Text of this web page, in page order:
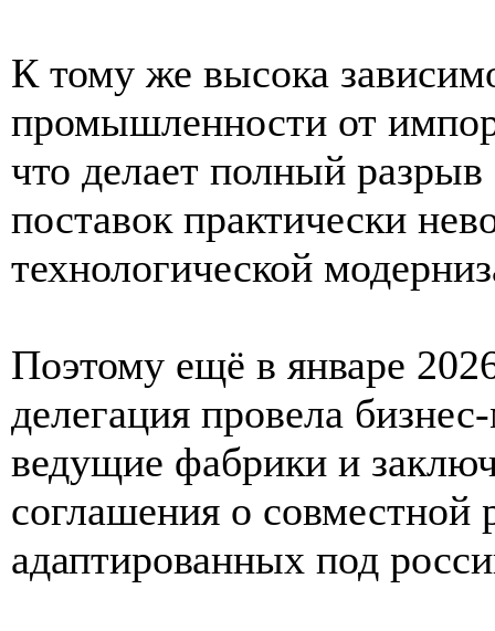
К тому же высока
промышленности от
что делает полный
поставок практически
технологической
Поэтому ещё в январе
делегация провела
ведущие фабрики и
соглашения о совместной
адаптированных под